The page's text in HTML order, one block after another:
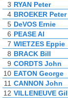
3 RYAN Peter
4 BROEKER Peter
5 DeVOS Ernie
6 PEASE Al
7 WIETZES Eppie
8 BRACK Bill
9 CORDTS John
10 EATON George
11 CANNON John
12 VILLENEUVE